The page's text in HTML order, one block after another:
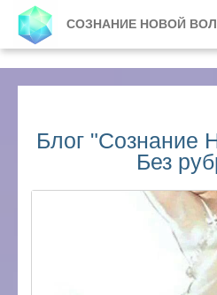
СОЗНАНИЕ НОВОЙ
Блог "Сознание
Без